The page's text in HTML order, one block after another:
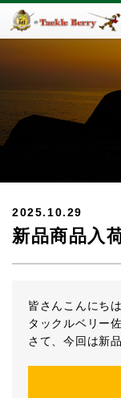
2025.10.29
新品商品入
皆さんこんにちは
タックルベリー
さて、今回は新